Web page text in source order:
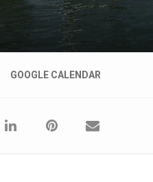
GOOGLE CALENDAR